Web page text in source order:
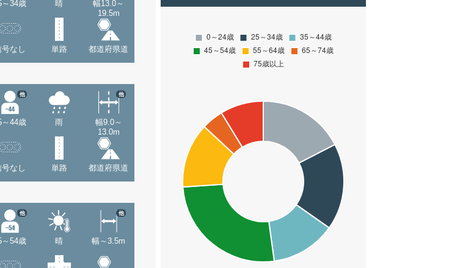
～34歳 晴
幅13.0～
19.5m
号なし 単路 都道府県道
～44歳
他
雨
幅9.0～
13.0m
他
号なし 単路 都道府県道
～54歳
他
晴 幅～3.5m
他